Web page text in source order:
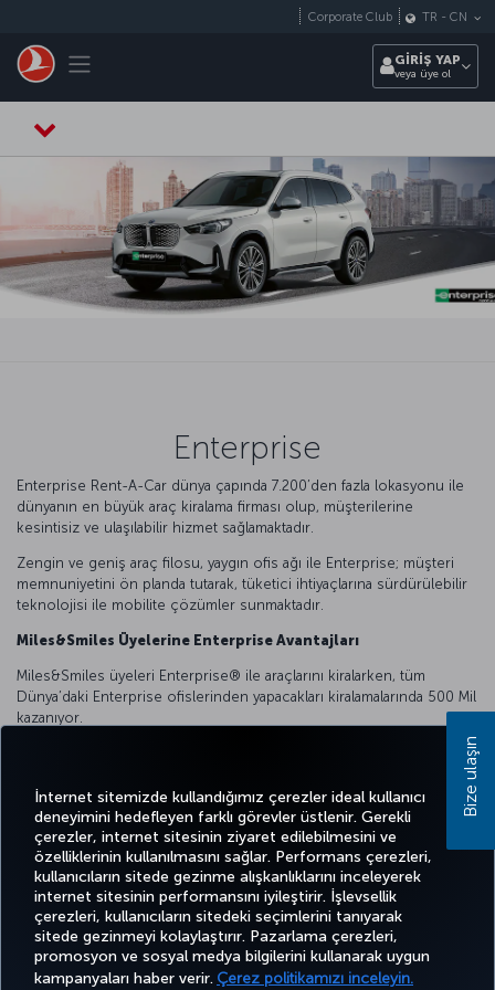
İnternet sitemizde kullandığımız çerezler ideal kullanıcı
deneyimini hedefleyen farklı görevler üstlenir. Gerekli
çerezler, internet sitesinin ziyaret edilebilmesini ve
özelliklerinin kullanılmasını sağlar. Performans çerezleri,
kullanıcıların sitede gezinme alışkanlıklarını inceleyerek
internet sitesinin performansını iyileştirir. İşlevsellik
çerezleri, kullanıcıların sitedeki seçimlerini tanıyarak
sitede gezinmeyi kolaylaştırır. Pazarlama çerezleri,
promosyon ve sosyal medya bilgilerini kullanarak uygun
kampanyaları haber verir. Çerez politikamızı inceleyin.
Toggle navigation
Corporate Club TR - CN
GİRİŞ YAP
veya üye ol
Enterprise
Enterprise Rent-A-Car dünya çapında 7.200’den fazla lokasyonu ile
dünyanın en büyük araç kiralama firması olup, müşterilerine
kesintisiz ve ulaşılabilir hizmet sağlamaktadır.
Zengin ve geniş araç filosu, yaygın ofis ağı ile Enterprise; müşteri
memnuniyetini ön planda tutarak, tüketici ihtiyaçlarına sürdürülebilir
teknolojisi ile mobilite çözümler sunmaktadır.
Miles&Smiles Üyelerine Enterprise Avantajları
Miles&Smiles üyeleri Enterprise®️ ile araçlarını kiralarken, tüm
Dünya’daki Enterprise ofislerinden yapacakları kiralamalarında 500 Mil
kazanıyor.
TwitterFacebook
Instagram
YoutubeLinkedIn
TiktokBlogPinterest
BİLET
AL VE
YÖNET
DENEYİM
FIRSATLAR
VE UÇUŞ
NOKTALARI
YARDIM MILES&SMILES
Bize ulaşın